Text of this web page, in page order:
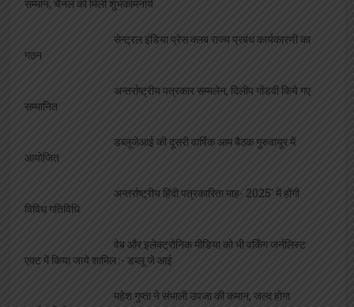
सम्मान, चैनल को मिली शुभकामनायें
सेन्ट्रल इंडिया प्रेस क्लब राज्य प्रबंध कार्यकारणी का
गठन
अन्तर्राष्ट्रीय पत्रकार सम्मलेन, दिलीप गोंडवी किये गए
सम्मानित
डब्लूजेआई की दूसरी वार्षिक आम बैठक गुरुवायूर में
आयोजित
अन्तर्राष्ट्रीय हिंदी पत्रकारिता माह- 2025′ में होंगी
विविध गतिविधि
वेब और इलेक्ट्रोनिक मीडिया को भी वर्किंग जर्नलिस्ट
एक्ट में किया जाये शामिल :- डब्लू जे आई
महेश गुप्ता ने संभाली उपजा की कमान, जल्द होगा